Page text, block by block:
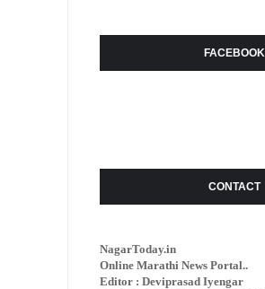
FACEBOOK
CONTACT
NagarToday.in
Online Marathi News Portal..
Editor : Deviprasad Iyengar